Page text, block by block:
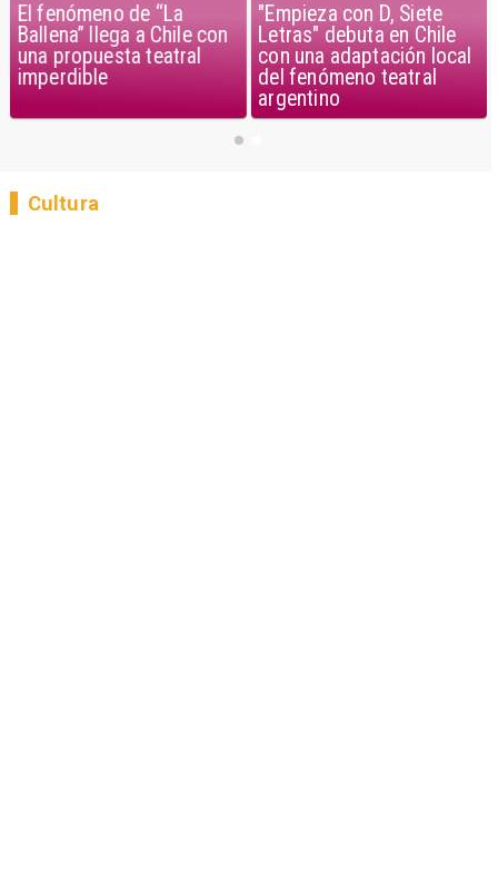
El fenómeno de “La
Ballena” llega a Chile con
una propuesta teatral
imperdible
"Empieza con D, Siete
Letras" debuta en Chile
con una adaptación local
del fenómeno teatral
argentino
Cultura